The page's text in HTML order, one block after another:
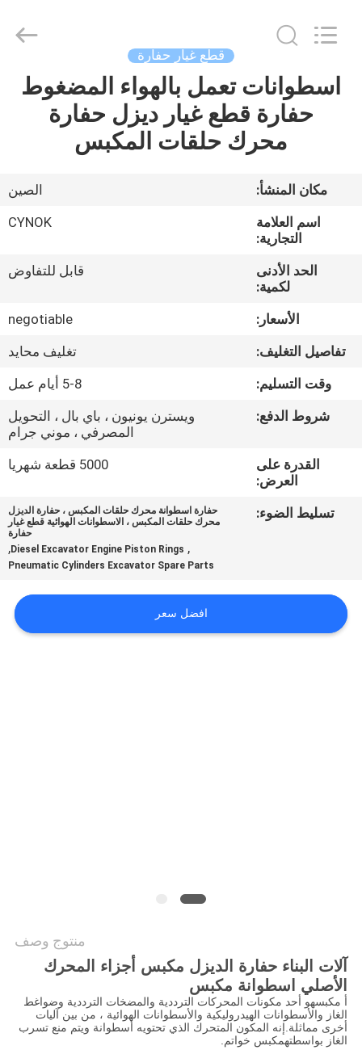
منزل،
معلومات
المعمل
الجودة
اطلب
اقتباس
Reserved.
قطع غيار حفارة
اسطوانات تعمل بالهواء المضغوط
حفارة قطع غيار ديزل حفارة
محرك حلقات المكبس
مكان المنشأ:
الصين
اسم العلامة
التجارية:
CYNOK
الحد الأدنى
لكمية:
قابل للتفاوض
الأسعار:
negotiable
تفاصيل التغليف:
تغليف محايد
وقت التسليم:
5-8 أيام عمل
شروط الدفع:
ويسترن يونيون ، باي بال ، التحويل
المصرفي ، موني جرام
القدرة على
العرض:
5000 قطعة شهريا
تسليط الضوء:
حفارة اسطوانة محرك حلقات المكبس ، حفارة الديزل
محرك حلقات المكبس ، الاسطوانات الهوائية قطع غيار
حفارة
,
Diesel Excavator Engine Piston Rings
,
Pneumatic Cylinders Excavator Spare Parts
افضل سعر
منتوج وصف
آلات البناء حفارة الديزل مكبس أجزاء المحرك
الأصلي اسطوانة مكبس
أ مكبسهو أحد مكونات المحركات الترددية والمضخات الترددية وضواغط
الغاز والأسطوانات الهيدروليكية والأسطوانات الهوائية ، من بين آليات
أخرى مماثلة.إنه المكون المتحرك الذي تحتويه أسطوانة ويتم منع تسرب
الغاز بواسطتهمكبس خواتم.